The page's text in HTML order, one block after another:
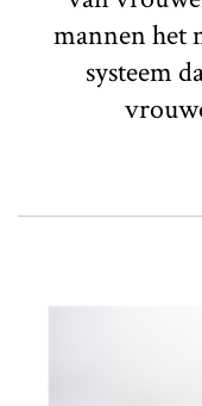
mannen het
systeem